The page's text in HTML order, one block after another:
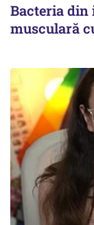
Bacteria din
musculară